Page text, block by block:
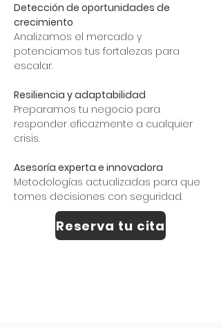
Detección de oportunidades de
crecimiento
Analizamos el mercado y
potenciamos tus fortalezas para
escalar.
Resiliencia y adaptabilidad
Preparamos tu negocio para
responder eficazmente a cualquier
crisis.
Asesoría experta e innovadora
Metodologías actualizadas para que
tomes decisiones con seguridad.
Reserva tu cita